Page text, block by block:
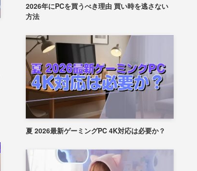
2026年にPCを買うべき理由 買い時を逃さない
方法
夏 2026最新ゲーミングPC 4K対応は必要か？